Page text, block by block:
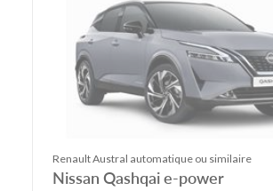
Renault Austral automatique ou similaire
Nissan Qashqai e-power